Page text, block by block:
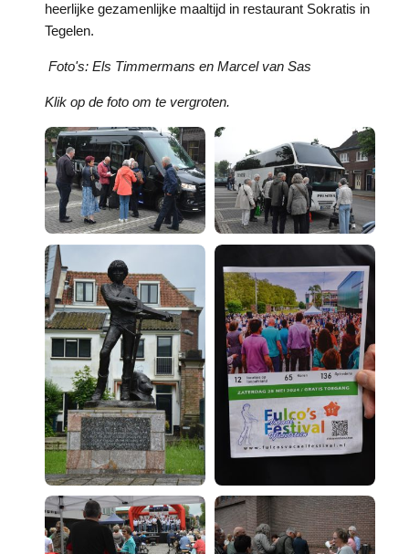
heerlijke gezamenlijke maaltijd in restaurant Sokratis in
Tegelen.
Foto's: Els Timmermans en Marcel van Sas
Klik op de foto om te vergroten.